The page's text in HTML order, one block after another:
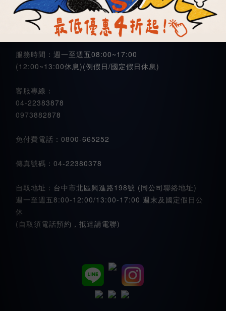
立騰店
統編 95258866
服務時間：週一至週五08:00~17:00
(12:00~13:00休息)(例假日/國定假日休息)
客服專線：
04-22383878
0973882878
免付費電話：0800-665252
傳真號碼：04-22380378
自取地址：台中市北區興進路198號 (同公司聯絡地址)
週一至週五8:00-12:00/13:00-17:00 週末及國定假日公
休
(自取須電話預約，抵達請電聯)